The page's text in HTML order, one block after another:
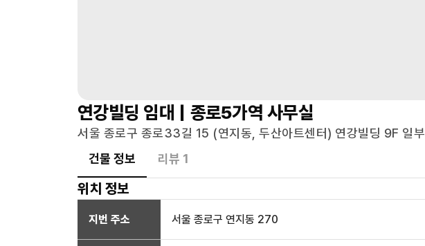
연강빌딩 임대 | 종로5가역 사무실
서울 종로구 종로33길 15 (연지동, 두산아트센터) 연강빌딩 9F 일부
건물 정보
리뷰 1
위치 정보
지번 주소 서울 종로구 연지동 270